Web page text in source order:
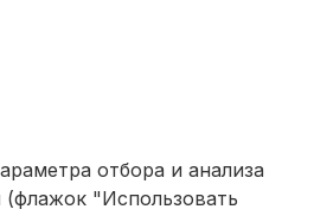
отбора и анализа
(флажок "Использовать